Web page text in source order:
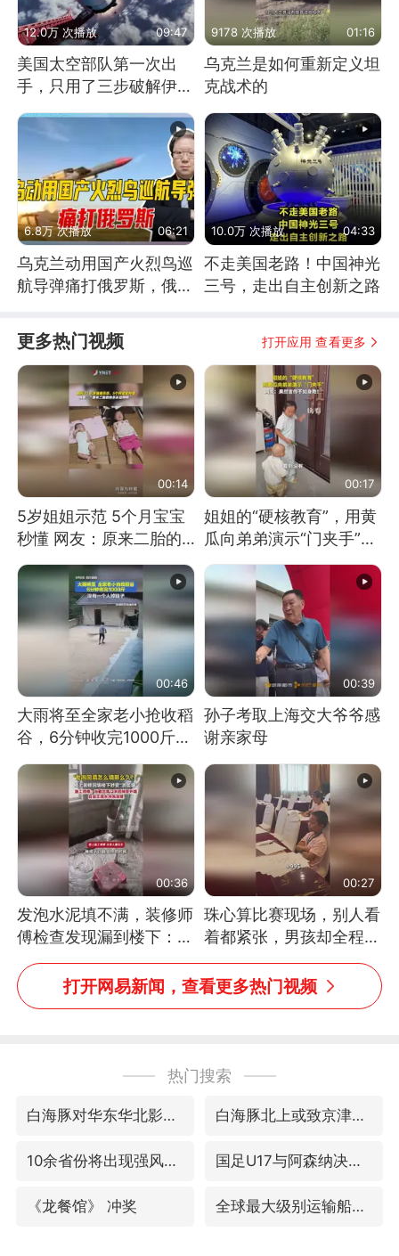
12.0万 次播放 09:47
美国太空部队第一次出
手，只用了三步破解伊朗
9178 次播放 01:16
乌克兰是如何重新定义坦
克战术的
6.8万 次播放 06:21
乌克兰动用国产火烈鸟巡
航导弹痛打俄罗斯，俄军
10.0万 次播放 04:33
不走美国老路！中国神光
三号，走出自主创新之路
更多热门视频 打开应用 查看更多
00:14
5岁姐姐示范 5个月宝宝
秒懂 网友：原来二胎的
快乐长这样
00:17
姐姐的“硬核教育”，用黄
瓜向弟弟演示“门夹手”，
网友：果然言传不如身
教！
00:46
大雨将至全家老小抢收稻
谷，6分钟收完1000斤，
没有一个人掉链子
00:39
孙子考取上海交大爷爷感
谢亲家母
00:36
发泡水泥填不满，装修师
傅检查发现漏到楼下：出
风口未延伸到外墙
00:27
珠心算比赛现场，别人看
着都紧张，男孩却全程气
定神闲、从容作答，最终
拿下冠军。网友：这淡定
的样子，一看就是有实
打开网易新闻，查看更多热门视频
热门搜索
白海豚对华东华北影响会大于巴威 白海豚北上或致京津冀暴雨
10余省份将出现强风雨 局地特大暴雨 国足U17与阿森纳决赛取消 并列冠军
《龙餐馆》 冲奖 全球最大级别运输船通过长江大桥